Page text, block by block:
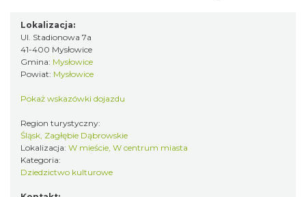
Lokalizacja:
Ul. Stadionowa 7a
41-400 Mysłowice
Gmina: Mysłowice
Powiat: Mysłowice
Pokaż wskazówki dojazdu
Region turystyczny:
Śląsk, Zagłębie Dąbrowskie
Lokalizacja: W mieście, W centrum miasta
Kategoria:
Dziedzictwo kulturowe